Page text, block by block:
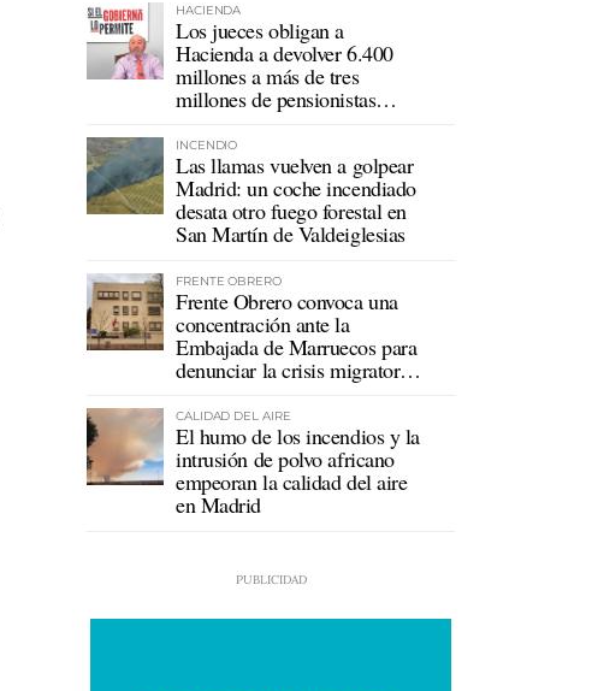
HACIENDA
Los jueces obligan a
Hacienda a devolver 6.400
millones a más de tres
millones de pensionistas
INCENDIO
Las llamas vuelven a golpear
Madrid: un coche incendiado
desata otro fuego forestal en
San Martín de Valdeiglesias
FRENTE OBRERO
Frente Obrero convoca una
concentración ante la
Embajada de Marruecos para
denunciar la crisis migratoria
CALIDAD DEL AIRE
El humo de los incendios y la
intrusión de polvo africano
empeoran la calidad del aire
en Madrid